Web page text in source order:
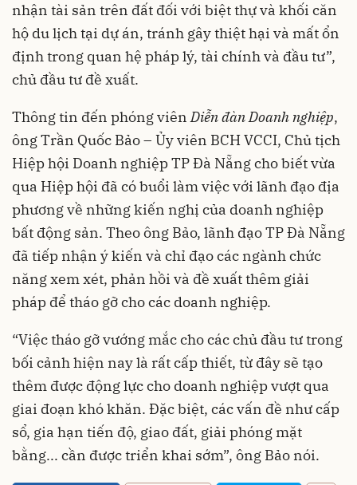
nhận tài sản trên đất đối với biệt thự và khối căn
hộ du lịch tại dự án, tránh gây thiệt hại và mất ổn
định trong quan hệ pháp lý, tài chính và đầu tư”,
chủ đầu tư đề xuất.
Thông tin đến phóng viênDiễn đàn Doanh nghiệp,
ông Trần Quốc Bảo – Ủy viên BCH VCCI, Chủ tịch
Hiệp hội Doanh nghiệp TP Đà Nẵng cho biết vừa
qua Hiệp hội đã có buổi làm việc với lãnh đạo địa
phương về những kiến nghị của doanh nghiệp
bất động sản. Theo ông Bảo, lãnh đạo TP Đà Nẵng
đã tiếp nhận ý kiến và chỉ đạo các ngành chức
năng xem xét, phản hồi và đề xuất thêm giải
pháp để tháo gỡ cho các doanh nghiệp.
“Việc tháo gỡ vướng mắc cho các chủ đầu tư trong
bối cảnh hiện nay là rất cấp thiết, từ đây sẽ tạo
thêm được động lực cho doanh nghiệp vượt qua
giai đoạn khó khăn. Đặc biệt, các vấn đề như cấp
sổ, gia hạn tiến độ, giao đất, giải phóng mặt
bằng... cần được triển khai sớm”, ông Bảo nói.